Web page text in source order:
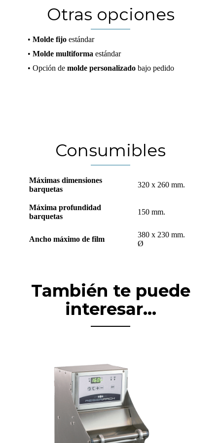
Otras opciones
• Molde fijoestándar
• Molde multiforma estándar
• Opción de molde personalizadobajo pedido
Consumibles
Máximas dimensiones
barquetas
320 x 260 mm.
Máxima profundidad
barquetas
150 mm.
Ancho máximo de film
380 x 230 mm.
Ø
También te puede
interesar...